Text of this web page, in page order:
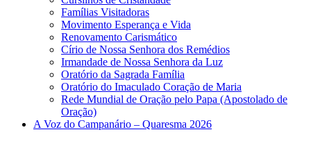
Famílias Visitadoras
Movimento Esperança e Vida
Renovamento Carismático
Círio de Nossa Senhora dos Remédios
Irmandade de Nossa Senhora da Luz
Oratório da Sagrada Família
Oratório do Imaculado Coração de Maria
Rede Mundial de Oração pelo Papa (Apostolado de
Oração)
A Voz do Campanário – Quaresma 2026